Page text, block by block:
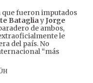
que fueron imputados
BatagliayJorge
de ambos,
le
del país. No
“más